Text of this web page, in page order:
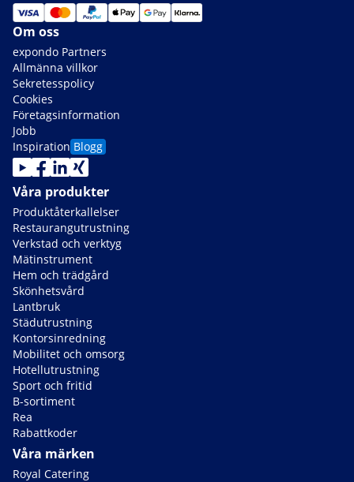
Om oss
expondo Partners
Allmänna villkor
Sekretesspolicy
Cookies
Företagsinformation
Jobb
Inspiration Blogg
Våra produkter
Produktåterkallelser
Restaurangutrustning
Verkstad och verktyg
Mätinstrument
Hem och trädgård
Skönhetsvård
Lantbruk
Städutrustning
Kontorsinredning
Mobilitet och omsorg
Hotellutrustning
Sport och fritid
B-sortiment
Rea
Rabattkoder
Våra märken
Royal Catering